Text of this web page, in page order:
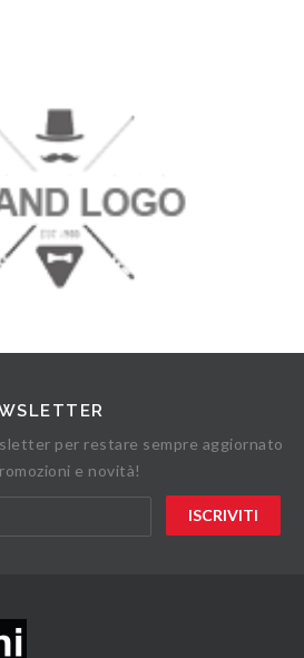
per restare sempre aggiornato
e novità!